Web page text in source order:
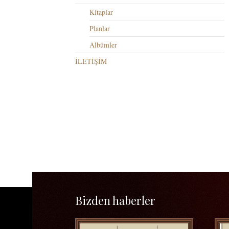
Kitaplar
Planlar
Albümler
İLETİŞİM
Bizden haberler